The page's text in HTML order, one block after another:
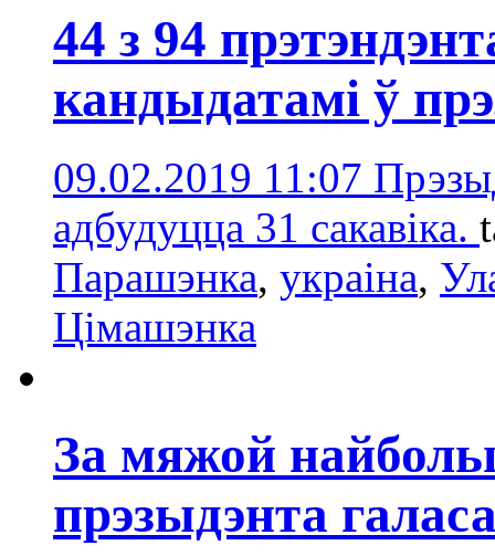
44 з 94
кандыдатамі ў
09.02.2019 11:07
адбудуцца 31 сакавіка.
Парашэнка, украіна,
Цімашэнка
За мяжой
прэзыдэнта